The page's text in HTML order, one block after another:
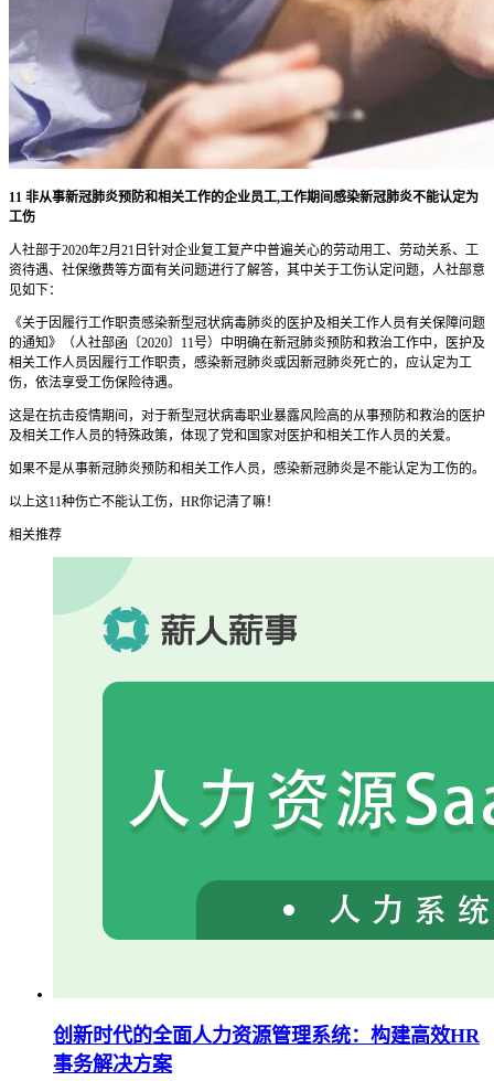
11 非从事新冠肺炎预防和相关工作的企业员工,工作期间感染新冠肺炎不能认定为
工伤
人社部于2020年2月21日针对企业复工复产中普遍关心的劳动用工、劳动关系、工
资待遇、社保缴费等方面有关问题进行了解答，其中关于工伤认定问题，人社部意
见如下：
《关于因履行工作职责感染新型冠状病毒肺炎的医护及相关工作人员有关保障问题
的通知》（人社部函〔2020〕11号）中明确在新冠肺炎预防和救治工作中，医护及
相关工作人员因履行工作职责，感染新冠肺炎或因新冠肺炎死亡的，应认定为工
伤，依法享受工伤保险待遇。
这是在抗击疫情期间，对于新型冠状病毒职业暴露风险高的从事预防和救治的医护
及相关工作人员的特殊政策，体现了党和国家对医护和相关工作人员的关爱。
如果不是从事新冠肺炎预防和相关工作人员，感染新冠肺炎是不能认定为工伤的。
以上这11种伤亡不能认工伤，HR你记清了嘛！
相关推荐
创新时代的全面人力资源管理系统：构建高效HR
事务解决方案